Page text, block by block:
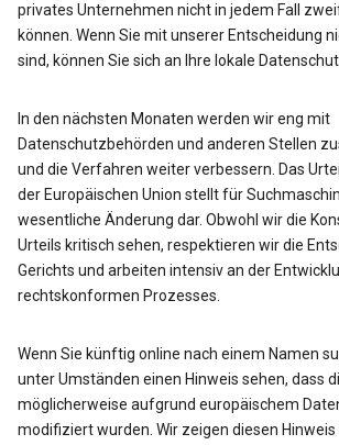
privates Unternehmen nicht in jedem Fall
können. Wenn Sie mit unserer Entscheidung
sind, können Sie sich an Ihre lokale
In den nächsten Monaten werden wir eng mit
Datenschutzbehörden und anderen Stellen
und die Verfahren weiter verbessern. Das
der Europäischen Union stellt für
wesentliche Änderung dar. Obwohl wir die
Urteils kritisch sehen, respektieren wir die
Gerichts und arbeiten intensiv an der
rechtskonformen Prozesses.
Wenn Sie künftig online nach einem Namen
unter Umständen einen Hinweis sehen, dass
möglicherweise aufgrund europäischem
modifiziert wurden. Wir zeigen diesen Hinweis